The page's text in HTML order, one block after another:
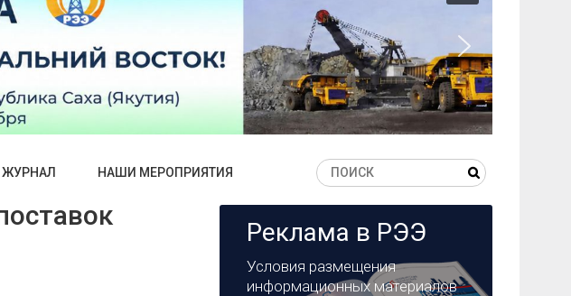
ЖУРНАЛ НАШИ МЕРОПРИЯТИЯ
Реклама в РЭЭ
Условия размещения
информационных материалов